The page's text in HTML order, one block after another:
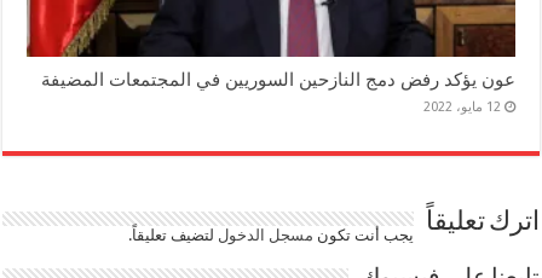
عون يؤكد رفض دمج النازحين السوريين في المجتمعات المضيفة
12 مايو، 2022
اترك تعليقاً يجب أنت تكون مسجل الدخوللتضيف تعليقاً.